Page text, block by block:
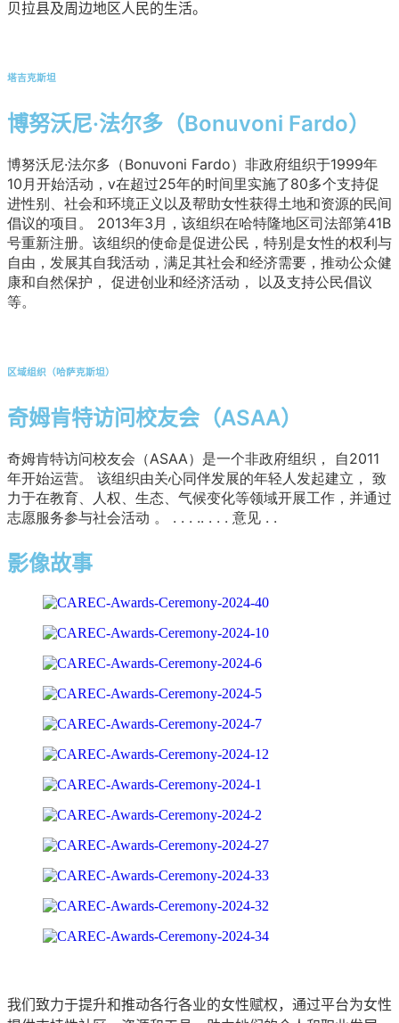
贝拉县及周边地区人民的生活。
塔吉克斯坦
博努沃尼·法尔多（Bonuvoni Fardo）
博努沃尼·法尔多（Bonuvoni Fardo）非政府组织于1999年
10月开始活动， v在超过25年的时间里实施了80多个支持促
进性别、社会和环境正义以及帮助女性获得土地和资源的民间
倡议的项目。
2013年3月，该组织在哈特隆地区司法部第41B
号重新注册。该组织的使命是促进公民，特别是女性的权利与
自由，发展其自我活动，满足其社会和经济需要，推动公众健
康和自然保护， 促进创业和经济活动，
以及支持公民倡议
等。
区域组织（哈萨克斯坦）
奇姆肯特访问校友会（ASAA）
奇姆肯特访问校友会（ASAA）是一个非政府组织， 自2011
年开始运营。 该组织由关心同伴发展的年轻人发起建立， 致
力于在教育、人权、生态、气候变化等领域开展工作， 并通过
志愿服务参与社会活动 。 . . . .. . . . 意见 . .
影像故事
我们致力于提升和推动各行各业的女性赋权，通过平台为女性